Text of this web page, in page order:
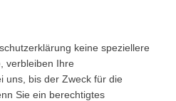
keine speziellere
verbleiben Ihre
uns, bis der Zweck für die
Sie ein berechtigtes